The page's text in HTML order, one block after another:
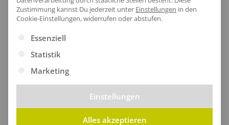
Fleecedecke Sita
19,47 € /Stk.
Nachhaltig
Ökologische Produkte mit Bio-Zertifizierung oder mit
recycelte Materialien hergestellt.
Zustimmung kannst Du jederzeit unter Einstellungen in den
Cookie-Einstellungen, widerrufen oder abstufen.
Es folgt eine Liste der Service-Gruppen, für die eine
Essenziell
Statistik
Marketing
Einstellungen
Alles akzeptieren